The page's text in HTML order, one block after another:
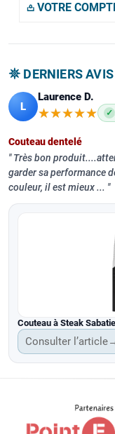
𖡌 VOTRE
𖤓 DERNIERS AVIS
L
Laurence D.
★★★★★
★★★★★ ✓
Couteau dentelé
Très bon
garder sa performance
couleur, il est mieux ...
Couteau à Steak
Consulter l’article